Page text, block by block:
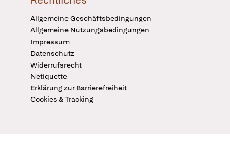
Allgemeine Geschäftsbedingungen
Allgemeine Nutzungsbedingungen
Impressum
Datenschutz
Widerrufsrecht
Netiquette
Erklärung zur Barrierefreiheit
Cookies & Tracking